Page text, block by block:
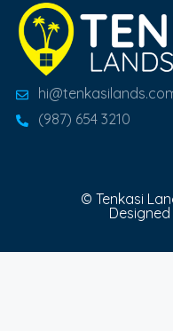
(987) 654 3210
© Tenkasi